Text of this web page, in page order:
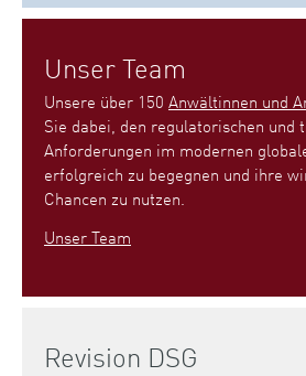
Unser Team
Unsere über 150 Anwältinnen und
Sie dabei, den regulatorischen und
Anforderungen im modernen
erfolgreich zu begegnen und ihre
Chancen zu nutzen.
Unser Team
Revision DSG